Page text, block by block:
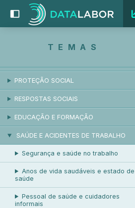
TEMAS
EMPREGO E DESEMPREGO
REMUNERAÇÃO
PROTEÇÃO SOCIAL
RESPOSTAS SOCIAIS
EDUCAÇÃO E FORMAÇÃO
SAÚDE E ACIDENTES DE TRABALHO
Segurança e saúde no trabalho
Anos de vida saudáveis e estado de
saúde
Pessoal de saúde e cuidadores
informais